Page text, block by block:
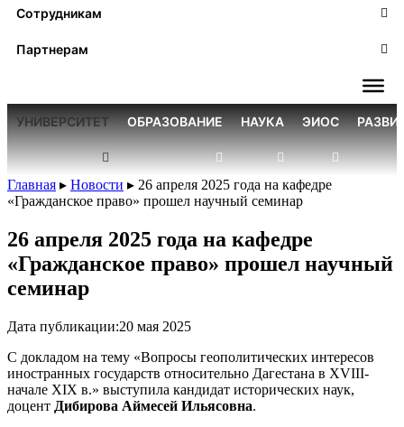
Сотрудникам
Партнерам
УНИВЕРСИТЕТ ОБРАЗОВАНИЕ НАУКА ЭИОС
Главная ▸ Новости ▸ 26 апреля 2025 года на кафедре
«Гражданское право» прошел научный семинар
26 апреля 2025 года на кафедре
«Гражданское право» прошел научный
семинар
Дата публикации:20 мая 2025
С докладом на тему «Вопросы геополитических интересов
иностранных государств относительно Дагестана в XVIII-
начале XIX в.» выступила кандидат исторических наук,
доцент Дибирова Аймесей Ильясовна.